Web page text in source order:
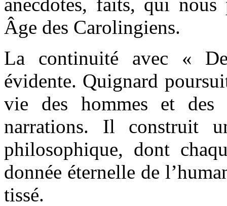
Âge des Carolingiens.
La continuité avec «
évidente. Quignard
vie des hommes et des
narrations. Il construit
philosophique, dont
donnée éternelle de
tissé.